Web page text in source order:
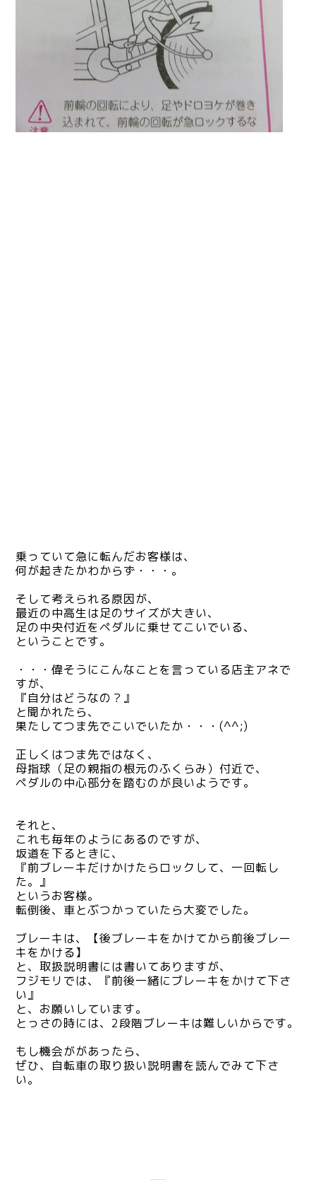
乗っていて急に転んだお客様は、
何が起きたかわからず・・・。
そして考えられる原因が、
最近の中高生は足のサイズが大きい、
足の中央付近をペダルに乗せてこいでいる、
ということです。
・・・偉そうにこんなことを言っている店主アネで
すが、
『自分はどうなの？』
と聞かれたら、
果たしてつま先でこいでいたか・・・(^^;)
正しくはつま先ではなく、
母指球（足の親指の根元のふくらみ）付近で、
ペダルの中心部分を踏むのが良いようです。
それと、
これも毎年のようにあるのですが、
坂道を下るときに、
『前ブレーキだけかけたらロックして、一回転し
た。』
というお客様。
転倒後、車とぶつかっていたら大変でした。
ブレーキは、【後ブレーキをかけてから前後ブレー
キをかける】
と、取扱説明書には書いてありますが、
フジモリでは、『前後一緒にブレーキをかけて下さ
い』
と、お願いしています。
とっさの時には、2段階ブレーキは難しいからです。
もし機会ががあったら、
ぜひ、自転車の取り扱い説明書を読んでみて下さ
い。